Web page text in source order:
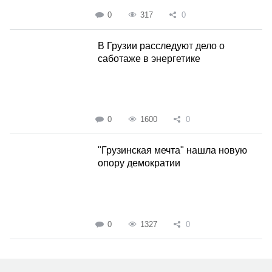
0 317 0
В Грузии расследуют дело о
саботаже в энергетике
0 1600 0
"Грузинская мечта" нашла новую
опору демократии
0 1327 0